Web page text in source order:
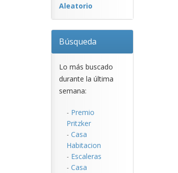
Aleatorio
Búsqueda
Lo más buscado
durante la última
semana:
- Premio
Pritzker
- Casa
Habitacion
- Escaleras
- Casa